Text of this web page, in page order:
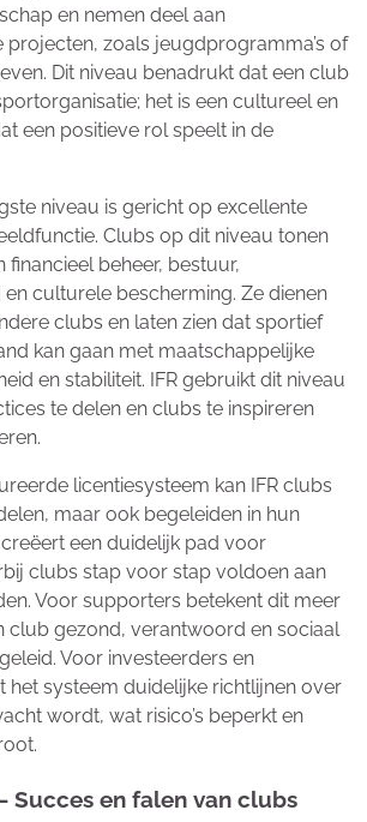
en nemen deel aan
projecten, zoals jeugdprogramma’s of
Dit niveau benadrukt dat een club
het is een cultureel en
een positieve rol speelt in de
niveau is gericht op excellente
Clubs op dit niveau tonen
financieel beheer, bestuur,
culturele bescherming. Ze dienen
clubs en laten zien dat sportief
kan gaan met maatschappelijke
en stabiliteit. IFR gebruikt dit niveau
te delen en clubs te inspireren
licentiesysteem kan IFR clubs
maar ook begeleiden in hun
een duidelijk pad voor
clubs stap voor stap voldoen aan
Voor supporters betekent dit meer
club gezond, verantwoord en sociaal
Voor investeerders en
het systeem duidelijke richtlijnen over
wordt, wat risico’s beperkt en
Succes en falen van clubs